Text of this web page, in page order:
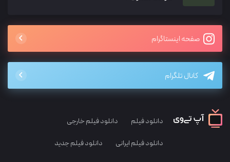
صفحه اینستاگرام
کانال تلگرام
دانلود فیلم دانلود فیلم خارجی
دانلود فیلم ایرانی دانلود فیلم جدید